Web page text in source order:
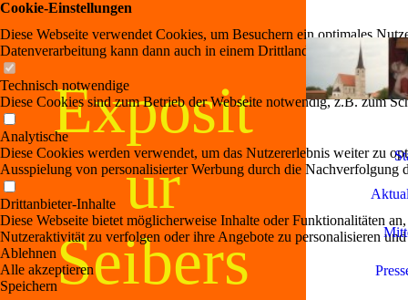
Exposit
ur
Seibers
Cookie-Einstellungen
Diese Webseite verwendet Cookies, um Besuchern ein optimales
Datenverarbeitung kann dann auch in einem Drittland erfolgen.
Technisch notwendige
Diese Cookies sind zum Betrieb der Webseite notwendig, z.B. zum
Analytische
Diese Cookies werden verwendet, um das Nutzererlebnis weiter zu
Ausspielung von personalisierter Werbung durch die Nachverfolgung
Drittanbieter-Inhalte
Diese Webseite bietet möglicherweise Inhalte oder Funktionalitäten
Nutzeraktivität zu verfolgen oder ihre Angebote zu personalisieren
Ablehnen
Alle akzeptieren
Speichern